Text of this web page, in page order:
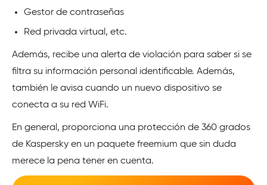
Gestor de contraseñas
Red privada virtual, etc.
Además, recibe una alerta de violación para saber si se
filtra su información personal identificable. Además,
también le avisa cuando un nuevo dispositivo se
conecta a su red WiFi.
En general, proporciona una protección de 360 grados
de Kaspersky en un paquete freemium que sin duda
merece la pena tener en cuenta.